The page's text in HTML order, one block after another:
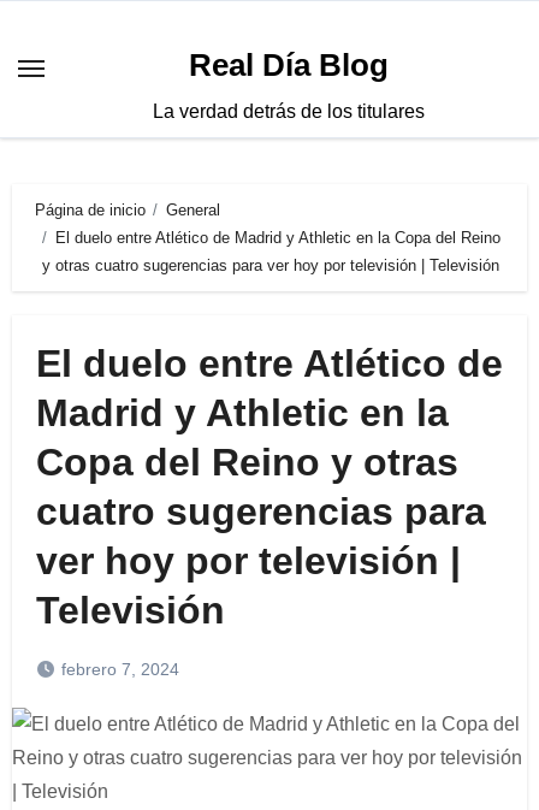
contenido
Real Día Blog
La verdad detrás de los titulares
Página de inicio
General
El duelo entre Atlético de Madrid y Athletic en la Copa del Reino
y otras cuatro sugerencias para ver hoy por televisión | Televisión
El duelo entre Atlético de
Madrid y Athletic en la
Copa del Reino y otras
cuatro sugerencias para
ver hoy por televisión |
Televisión
febrero 7, 2024